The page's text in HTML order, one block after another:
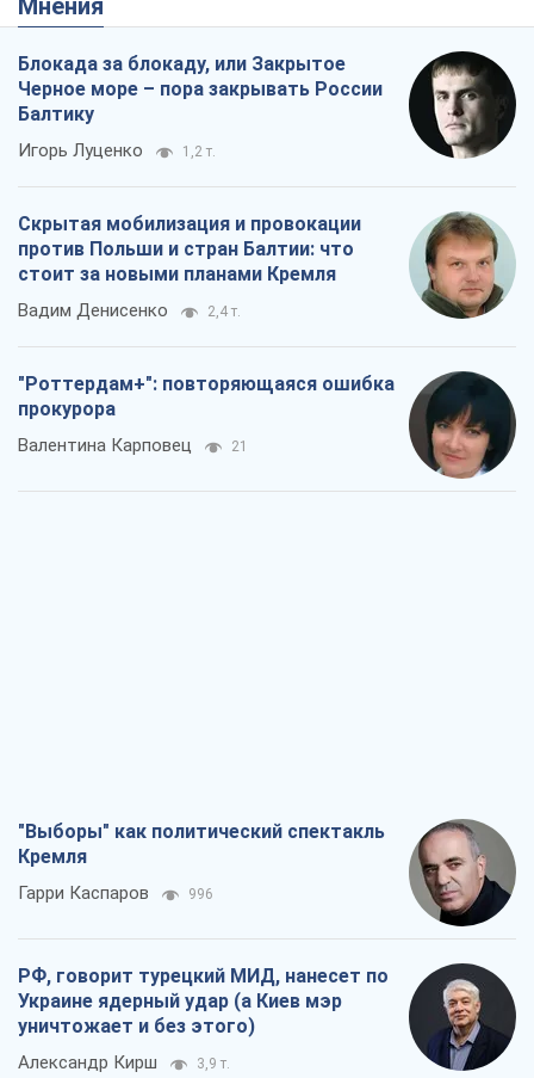
Мнения
Блокада за блокаду, или Закрытое
Черное море – пора закрывать России
Балтику
Игорь Луценко 1,2 т.
Скрытая мобилизация и провокации
против Польши и стран Балтии: что
стоит за новыми планами Кремля
Вадим Денисенко 2,4 т.
"Роттердам+": повторяющаяся ошибка
прокурора
Валентина Карповец 21
"Выборы" как политический спектакль
Кремля
Гарри Каспаров 996
РФ, говорит турецкий МИД, нанесет по
Украине ядерный удар (а Киев мэр
уничтожает и без этого)
Александр Кирш 3,9 т.